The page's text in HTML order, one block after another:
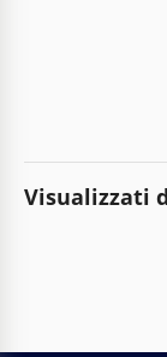
Visualizzati